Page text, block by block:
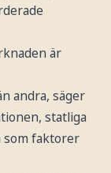
är
andra, säger
statliga
faktorer